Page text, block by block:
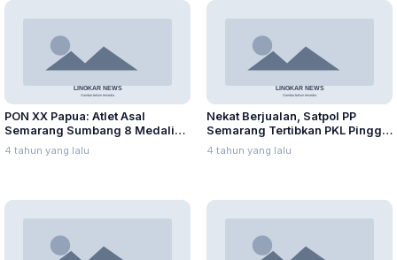
PON XX Papua: Atlet Asal
Semarang Sumbang 8 Medali
hingga Hari Ke-4
4 tahun yang lalu
Nekat Berjualan, Satpol PP
Semarang Tertibkan PKL Pinggir
Jalan Simongan
4 tahun yang lalu